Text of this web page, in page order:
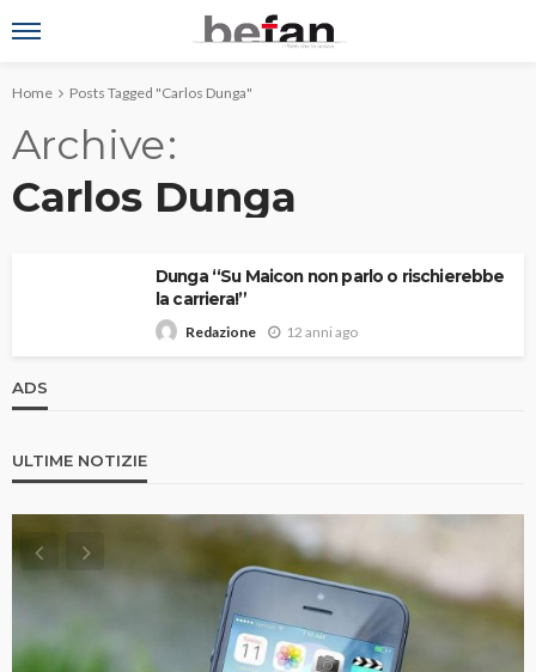
Home Posts Tagged "Carlos Dunga"
Archive
Carlos Dunga
Dunga “Su Maicon non parlo o rischierebbe
la carriera!”
Redazione 12 anni ago
ADS
ULTIME NOTIZIE